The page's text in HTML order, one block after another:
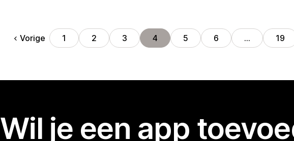
Vorige 1 2 3 4 5 6 … 19
Wil je een app